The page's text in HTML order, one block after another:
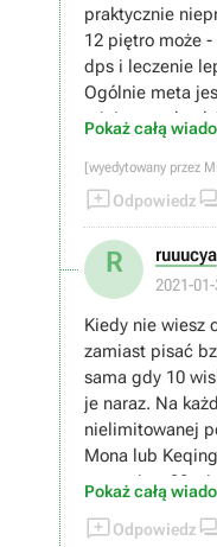
praktycznie
12 piętro może
dps i leczenie
Ogólnie meta
miejsca na heal
wytrzymalość).
jest na tyle
przez większość
To że na filmiku
to nic nie
Pokaż całą
[wyedytowany przez
Odpowiedz
R ruuucya
2021-
Kiedy nie wiesz
zamiast pisać
sama gdy 10
je naraz. Na
nielimitowanej
Mona lub
postaci za 90
limitowaną i
180 wishy na
Pokaż całą
Odpowiedz